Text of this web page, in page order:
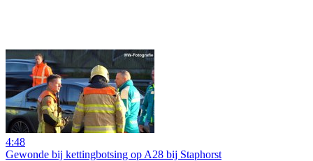
4:48
Gewonde bij kettingbotsing op A28 bij Staphorst